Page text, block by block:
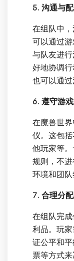
5. 沟通与
在组队中
可以通过
与队友进
好地协调行
也可以通过
6. 遵守游
在魔兽世
仪。这包
他玩家等
规则，不
环境和团队
7. 合理分
在组队完
利品。玩
证公平和
票等方式来